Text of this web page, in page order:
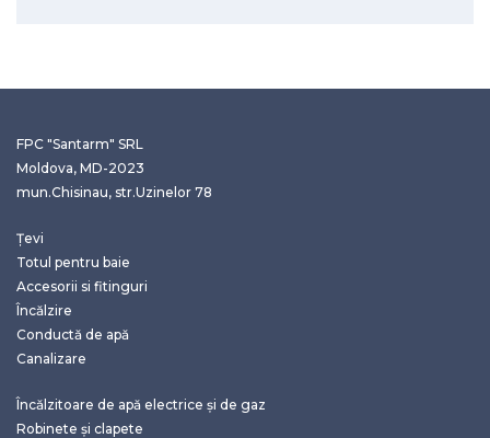
FPC "Santarm" SRL
Moldova, MD-2023
mun.Chisinau, str.Uzinelor 78
Țevi
Totul pentru baie
Accesorii si fitinguri
Încălzire
Conductă de apă
Canalizare
Încălzitoare de apă electrice și de gaz
Robinete și clapete